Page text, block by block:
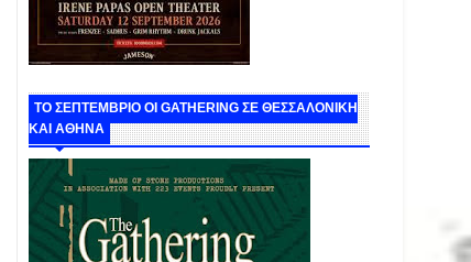
ΤΟ ΣΕΠΤΕΜΒΡΙΟ ΟΙ GATHERING ΣΕ ΘΕΣΣΑΛΟΝΙΚΗ
ΚΑΙ ΑΘΗΝΑ